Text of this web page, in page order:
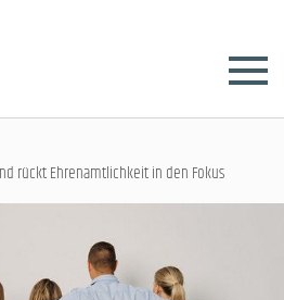
rückt Ehrenamtlichkeit in den Fokus